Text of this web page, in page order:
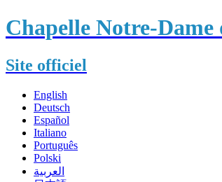
Chapelle Notre-
Site officiel
English
Deutsch
Español
Italiano
Português
Polski
العربية